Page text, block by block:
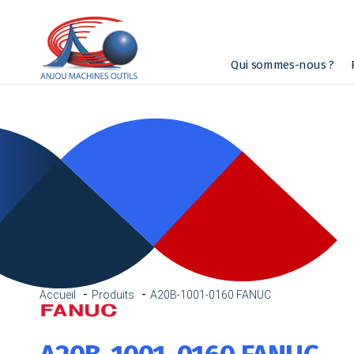
Qui sommes-nous ?
Accueil Produits A20B-1001-0160 FANUC